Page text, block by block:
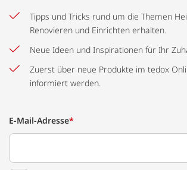
Tipps und Tricks rund um die Themen
Renovieren und Einrichten erhalten.
Neue Ideen und Inspirationen für Ihr
Zuerst über neue Produkte im tedox
informiert werden.
E-Mail-Adresse*